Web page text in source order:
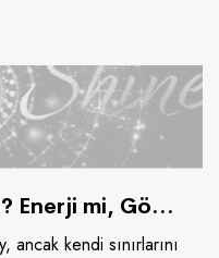
Seçimlerimizi Ne Belirler? Enerji mi, Gökyüzü mü?
ancak kendi sınırlarını